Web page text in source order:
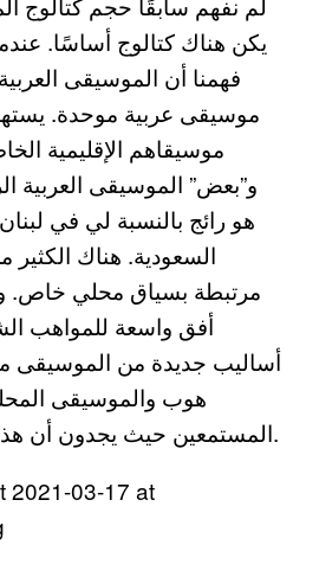
يكن هناك كتالوج أساسًا.
فهمنا أن الموسيقى
موسيقى عربية موحدة.
موسيقاهم الإقليمية
و”بعض” الموسيقى العربية
هو رائج بالنسبة لي في
السعودية. هناك الكثير
مرتبطة بسياق محلي خاص.
أفق واسعة للمواهب
أساليب جديدة من الموسيقى
هوب والموسيقى
المستمعين حيث يجدون أن هذه الموسيقى تمثلهم.